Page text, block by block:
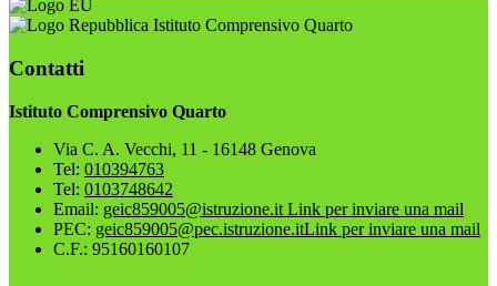
Istituto Comprensivo Quarto
Contatti
Istituto Comprensivo Quarto
Via C. A. Vecchi, 11 - 16148 Genova
Tel: 010394763
Tel: 0103748642
Email: geic859005@istruzione.it Link per inviare una mail
PEC: geic859005@pec.istruzione.itLink per inviare una mail
C.F.: 95160160107